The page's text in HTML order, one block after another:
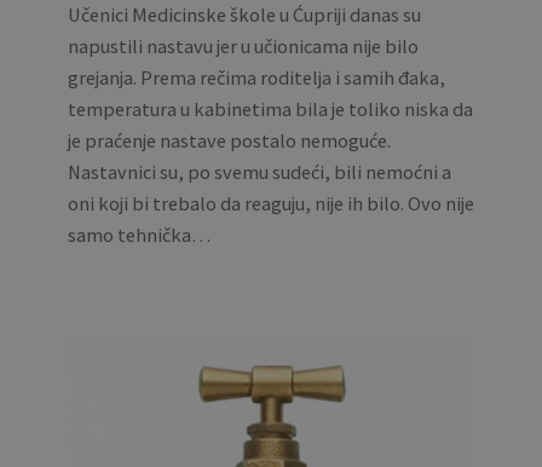
Učenici Medicinske škole u Ćupriji danas su
napustili nastavu jer u učionicama nije bilo
grejanja. Prema rečima roditelja i samih đaka,
temperatura u kabinetima bila je toliko niska da
je praćenje nastave postalo nemoguće.
Nastavnici su, po svemu sudeći, bili nemoćni a
oni koji bi trebalo da reaguju, nije ih bilo. Ovo nije
samo tehnička…